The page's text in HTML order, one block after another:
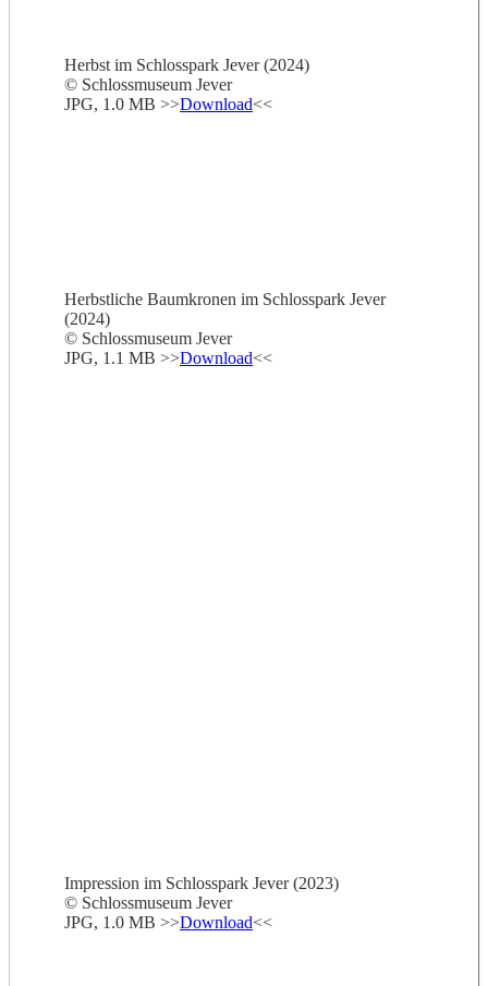
Herbst im Schlosspark Jever (2024)
© Schlossmuseum Jever
JPG, 1.0 MB >>Download<<
Herbstliche Baumkronen im Schlosspark Jever
(2024)
© Schlossmuseum Jever
JPG, 1.1 MB >>Download<<
Impression im Schlosspark Jever (2023)
© Schlossmuseum Jever
JPG, 1.0 MB >>Download<<